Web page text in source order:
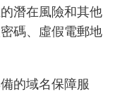
潛在風險和其他
碼、虛假電郵地
的域名保障服